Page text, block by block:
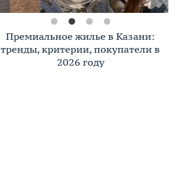
Премиальное жилье в Казани:
тренды, критерии, покупатели в
2026 году